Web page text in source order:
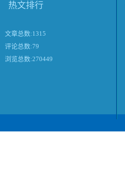
热文排行
文章总数:1315
评论总数:79
浏览总数:270449